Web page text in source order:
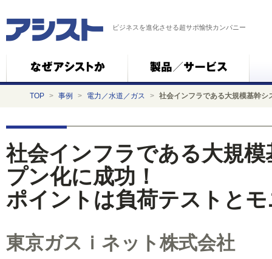
ビジネスを進化させる超サポ愉快カンパニー
TOP > 事例 > 電力／水道／ガス > 社会インフラである大規模基幹
社会インフラである大規
プン化に成功！
ポイントは負荷テストと
東京ガスｉネット株式会社